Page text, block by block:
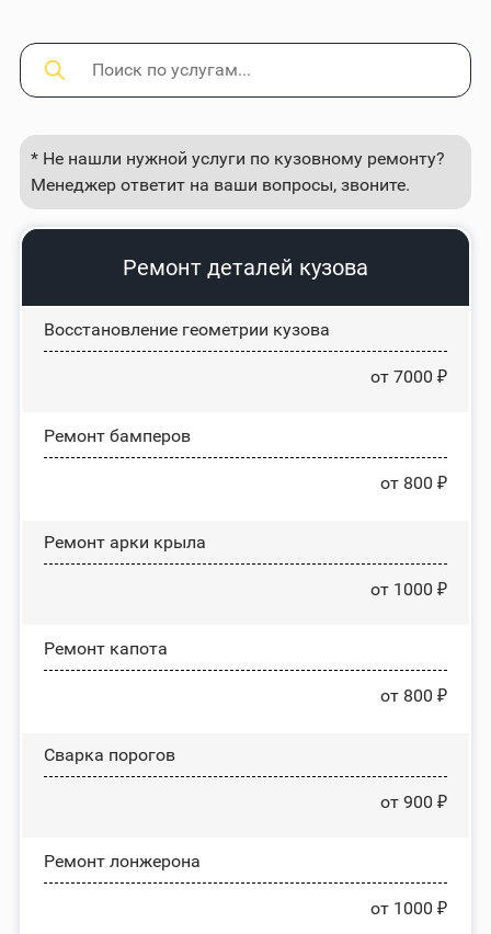
* Не нашли нужной услуги по кузовному ремонту?
Менеджер ответит на ваши вопросы, звоните.
Ремонт деталей кузова
Восстановление геометрии кузова
от 7000 ₽
Ремонт бамперов
от 800 ₽
Ремонт арки крыла
от 1000 ₽
Ремонт капота
от 800 ₽
Сварка порогов
от 900 ₽
Ремонт лонжерона
от 1000 ₽